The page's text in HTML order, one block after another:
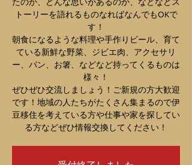
トーリーを語れるものなればなんでもOKで
す！
朝食になるような料理や手作りビール、育て
ている新鮮な野菜、ジビエ肉、アクセサリ
ー、パン、お箸、などなど持ってくるものは
様々！
ぜひぜひ交流しましょう！ご新規の方大歓迎
です！地域の人たちがたくさん集まるので伊
豆移住を考えている方や仕事や家を探してい
る方などぜひ情報交換してください！